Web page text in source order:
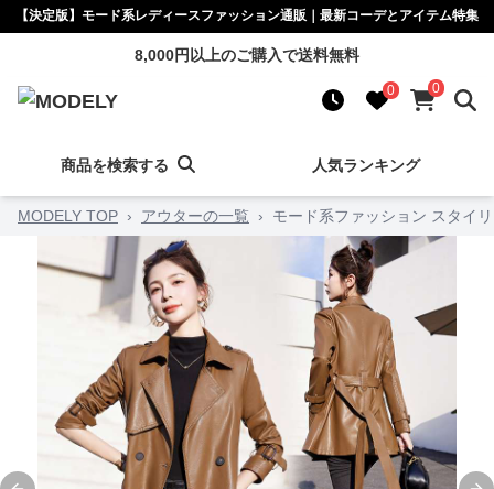
【決定版】モード系レディースファッション通販｜最新コーデとアイテム特集
8,000円以上のご購入で送料無料
0 0
商品を検索する 人気ランキング
MODELY TOP › アウターの一覧 › モード系ファッション スタイ